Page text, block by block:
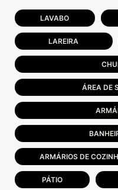
LAVABO
LAREIRA
ÁREA DE
ARMÁRIOS DE
PÁTIO